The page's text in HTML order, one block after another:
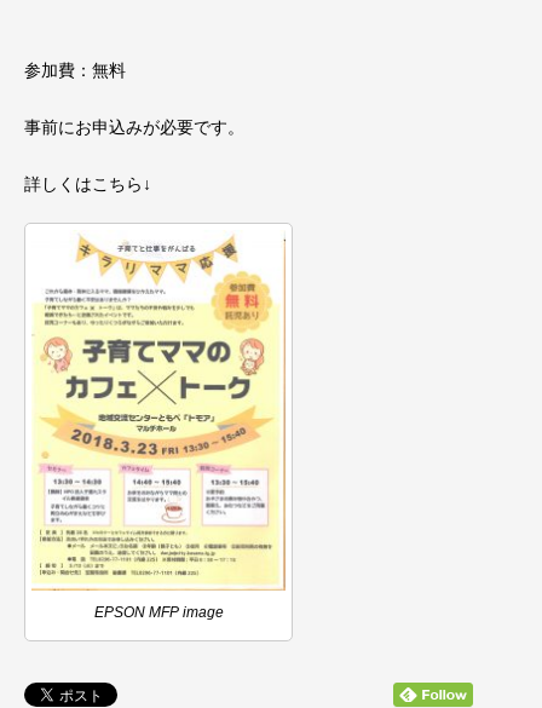
参加費：無料
事前にお申込みが必要です。
詳しくはこちら↓
EPSON MFP image